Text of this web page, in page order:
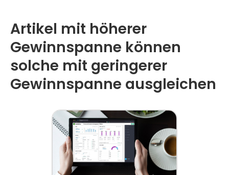
Artikel mit höherer
Gewinnspanne können
solche mit geringerer
Gewinnspanne ausgleichen